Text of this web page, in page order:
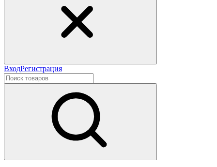
ВходРегистрация